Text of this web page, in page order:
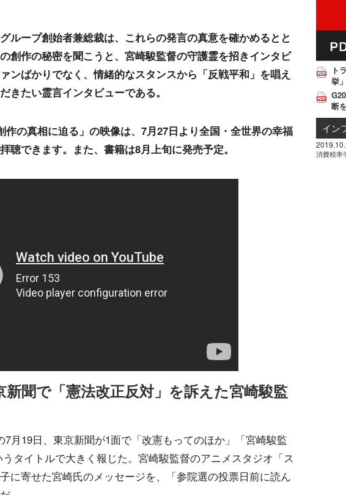
ループ創始者兼総裁は、これらの発言の真意を確かめるとと
創作の秘密を聞こうと、宮崎駿監督の守護霊を招きインタビ
ンばかりでなく、情緒的なスタンスから「反戦平和」を唱え
きたい霊言インタビューである。
作の真相に迫る」の映像は、7月27日より全国・全世界の幸福
聴できます。また、書籍は8月上旬に発売予定。
新聞で「憲法改正反対」を訴えた宮崎駿監
7月19日、東京新聞が1面で「改憲もってのほか」「宮崎駿監
タイトルで大きく報じた。宮崎駿監督のアニメスタジオ「ス
に寄せた宮崎氏のメッセージを、「参院選の投票日前に読ん
ト
挙
断
イン
消費税率